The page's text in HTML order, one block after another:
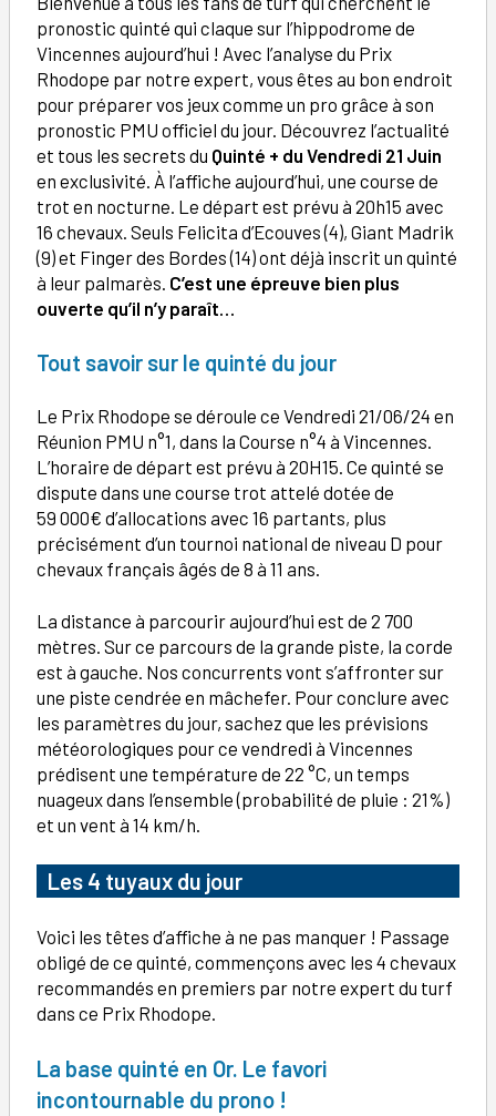
pronostic quinté qui claque sur l’hippodrome de
Vincennes aujourd’hui ! Avec l’analyse du Prix
Rhodope par notre expert, vous êtes au bon endroit
pour préparer vos jeux comme un pro grâce à son
pronostic PMU officiel du jour. Découvrez l’actualité
et tous les secrets du Quinté + du Vendredi 21 Juin
en exclusivité. À l’affiche aujourd’hui, une course de
trot en nocturne. Le départ est prévu à 20h15 avec
16 chevaux. Seuls Felicita d’Ecouves (4), Giant Madrik
(9) et Finger des Bordes (14) ont déjà inscrit un quinté
à leur palmarès. C’est une épreuve bien plus
ouverte qu’il n’y paraît…
Tout savoir sur le quinté du jour
Le Prix Rhodope se déroule ce Vendredi 21/06/24 en
Réunion PMU n°1, dans la Course n°4 à Vincennes.
L’horaire de départ est prévu à 20H15. Ce quinté se
dispute dans une course trot attelé dotée de
59 000€ d’allocations avec 16 partants, plus
précisément d’un tournoi national de niveau D pour
chevaux français âgés de 8 à 11 ans.
La distance à parcourir aujourd’hui est de 2 700
mètres. Sur ce parcours de la grande piste, la corde
est à gauche. Nos concurrents vont s’affronter sur
une piste cendrée en mâchefer. Pour conclure avec
les paramètres du jour, sachez que les prévisions
météorologiques pour ce vendredi à Vincennes
prédisent une température de 22 °C, un temps
nuageux dans l’ensemble (probabilité de pluie : 21%)
et un vent à 14 km/h.
Les 4 tuyaux du jour
Voici les têtes d’affiche à ne pas manquer ! Passage
obligé de ce quinté, commençons avec les 4 chevaux
recommandés en premiers par notre expert du turf
dans ce Prix Rhodope.
La base quinté en Or. Le favori
incontournable du prono !